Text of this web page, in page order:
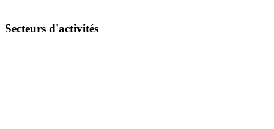
Secteurs d'activités